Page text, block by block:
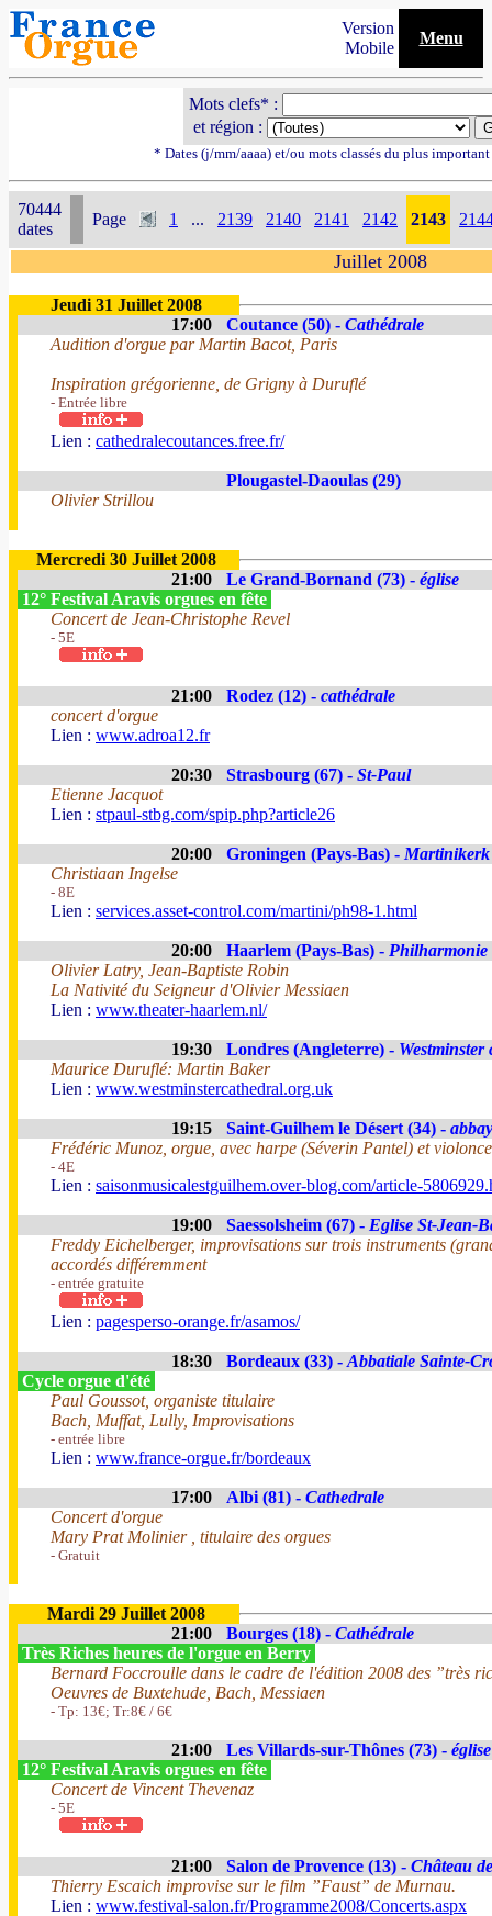
Version
Mobile
Menu
Mots clefs* :
et région :
* Dates (j/mm/aaaa) et/ou mots classés du plus
70444
dates
Page 1 ... 2139 2140 2141 2142 2143
Juillet 2008
Jeudi 31 Juillet 2008
17:00
Coutance (50) - Cathédrale
Audition d'orgue par Martin Bacot, Paris
Inspiration grégorienne, de Grigny à Duruflé
- Entrée libre
Lien : cathedralecoutances.free.fr/
Plougastel-Daoulas (29)
Olivier Strillou
Mercredi 30 Juillet 2008
21:00
Le Grand-Bornand (73) - église
12° Festival Aravis orgues en fête
Concert de Jean-Christophe Revel
- 5E
21:00 Rodez (12) - cathédrale
concert d'orgue
Lien : www.adroa12.fr
20:30 Strasbourg (67) - St-Paul
Etienne Jacquot
Lien : stpaul-stbg.com/spip.php?article26
20:00 Groningen (Pays-Bas) - Martinikerk
Christiaan Ingelse
- 8E
Lien : services.asset-control.com/martini/ph98-1.html
20:00 Haarlem (Pays-Bas) - Philharmonie
Olivier Latry, Jean-Baptiste Robin
La Nativité du Seigneur d'Olivier Messiaen
Lien : www.theater-haarlem.nl/
19:30 Londres (Angleterre) - Westminster
Maurice Duruflé: Martin Baker
Lien : www.westminstercathedral.org.uk
19:15 Saint-Guilhem le Désert (34) -
Frédéric Munoz, orgue, avec harpe (Séverin Pantel) et
- 4E
Lien : saisonmusicalestguilhem.over-blog.com/article-
19:00 Saessolsheim (67) - Eglise St-Jean-
Freddy Eichelberger, improvisations sur trois instruments
accordés différemment
- entrée gratuite
Lien : pagesperso-orange.fr/asamos/
18:30 Bordeaux (33) - Abbatiale Sainte-
Cycle orgue d'été
Paul Goussot, organiste titulaire
Bach, Muffat, Lully, Improvisations
- entrée libre
Lien : www.france-orgue.fr/bordeaux
17:00 Albi (81) - Cathedrale
Concert d'orgue
Mary Prat Molinier , titulaire des orgues
- Gratuit
Mardi 29 Juillet 2008
21:00
Bourges (18) - Cathédrale
Très Riches heures de l'orgue en Berry
Bernard Foccroulle dans le cadre de l'édition 2008 des ”très
Oeuvres de Buxtehude, Bach, Messiaen
- Tp: 13€; Tr:8€ / 6€
21:00 Les Villards-sur-Thônes (73) - église
12° Festival Aravis orgues en fête
Concert de Vincent Thevenaz
- 5E
21:00 Salon de Provence (13) - Château
Thierry Escaich improvise sur le film ”Faust” de Murnau.
Lien : www.festival-salon.fr/Programme2008/Concerts.aspx